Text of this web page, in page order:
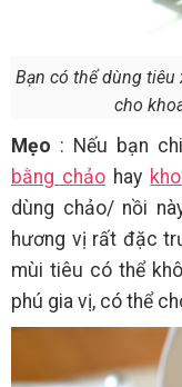
Bạn có thể dùng
cho
Mẹo : Nếu bạn
bằng chảo hay
dùng chảo/ nồi
hương vị rất đặc
mùi tiêu có thể
phú gia vị, có thể